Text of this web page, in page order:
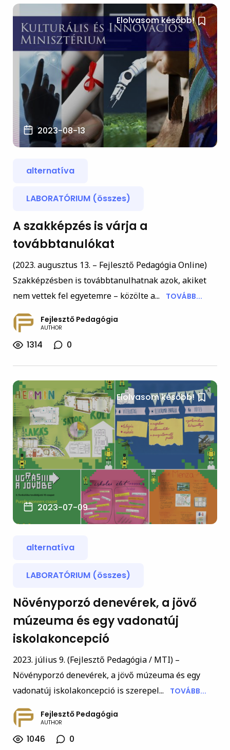
Elolvasom később!
2023-08-13
alternatíva
LABORATÓRIUM (összes)
A szakképzés is várja a
továbbtanulókat
(2023. augusztus 13. – Fejlesztő Pedagógia Online)
Szakképzésben is továbbtanulhatnak azok, akiket
nem vettek fel egyetemre – közölte a...
TOVÁBB...
Fejlesztő Pedagógia
AUTHOR
1314 0
Elolvasom később!
2023-07-09
alternatíva
LABORATÓRIUM (összes)
Növényporzó denevérek, a jövő
múzeuma és egy vadonatúj
iskolakoncepció
2023. július 9. (Fejlesztő Pedagógia / MTI) –
Növényporzó denevérek, a jövő múzeuma és egy
vadonatúj iskolakoncepció is szerepel...
TOVÁBB...
Fejlesztő Pedagógia
AUTHOR
1046 0